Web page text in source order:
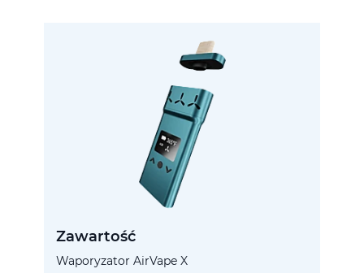
Zawartość
Waporyzator AirVape X